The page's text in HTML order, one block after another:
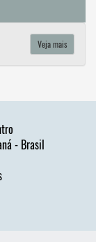
Veja mais
- Brasil